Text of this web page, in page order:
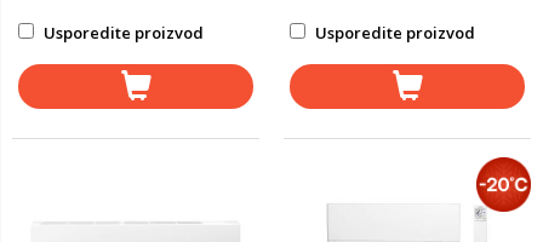
Usporedite proizvod Usporedite proizvod